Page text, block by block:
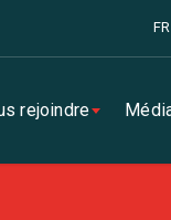
FR
rejoindre